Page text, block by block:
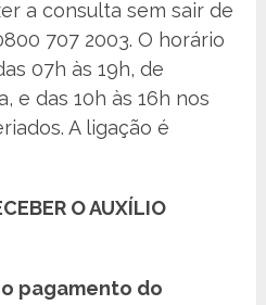
a consulta sem sair de
707 2003. O horário
07h às 19h, de
e das 10h às 16h nos
A ligação é
O AUXÍLIO
pagamento do